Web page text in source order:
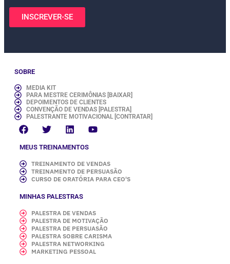
INSCREVER-SE
SOBRE
MEDIA KIT
PARA MESTRE CERIMÔNIAS [BAIXAR]
DEPOIMENTOS DE CLIENTES
CONVENÇÃO DE VENDAS [PALESTRA]
PALESTRANTE MOTIVACIONAL [CONTRATAR]
MEUS TREINAMENTOS
TREINAMENTO DE VENDAS
TREINAMENTO DE PERSUASÃO
CURSO DE ORATÓRIA PARA CEO'S
MINHAS PALESTRAS
PALESTRA DE VENDAS
PALESTRA DE MOTIVAÇÃO
PALESTRA DE PERSUASÃO
PALESTRA SOBRE CARISMA
PALESTRA NETWORKING
MARKETING PESSOAL